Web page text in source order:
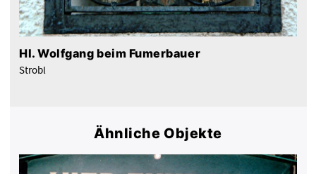
Hl. Wolfgang beim Fumerbauer
Strobl
Ähnliche Objekte